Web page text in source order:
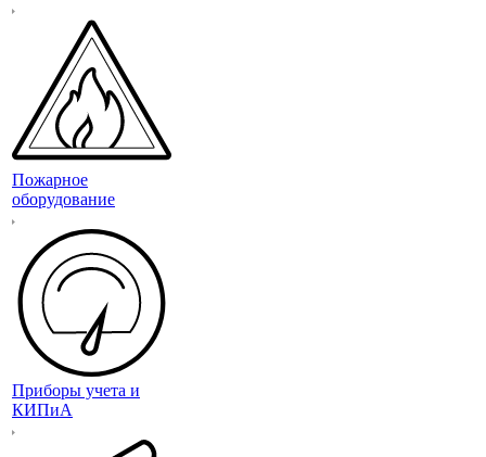
Пожарное
оборудование
Приборы учета и
КИПиА